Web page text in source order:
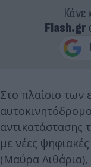
Κάνε
Flash.gr
Στο πλαίσιο των
αντικατάστασης
με νέες
(Μαύρα